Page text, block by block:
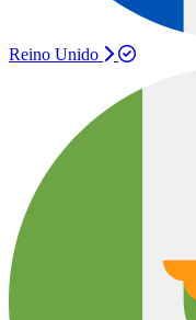
Reino Unido